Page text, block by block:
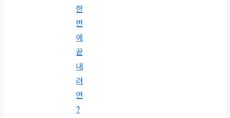
한
번
에
끝
내
려
면
?